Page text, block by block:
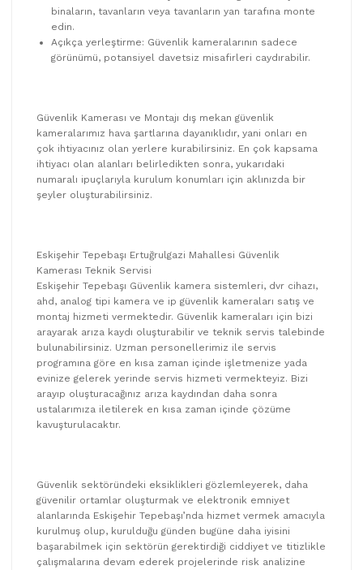
binaların, tavanların veya tavanların yan tarafına monte
edin.
Açıkça yerleştirme: Güvenlik kameralarının sadece
görünümü, potansiyel davetsiz misafirleri caydırabilir.
Güvenlik Kamerası ve Montajı dış mekan güvenlik
kameralarımız hava şartlarına dayanıklıdır, yani onları en
çok ihtiyacınız olan yerlere kurabilirsiniz. En çok kapsama
ihtiyacı olan alanları belirledikten sonra, yukarıdaki
numaralı ipuçlarıyla kurulum konumları için aklınızda bir
şeyler oluşturabilirsiniz.
Eskişehir Tepebaşı Ertuğrulgazi Mahallesi Güvenlik
Kamerası Teknik Servisi
Eskişehir Tepebaşı Güvenlik kamera sistemleri, dvr cihazı,
ahd, analog tipi kamera ve ip güvenlik kameraları satış ve
montaj hizmeti vermektedir. Güvenlik kameraları için bizi
arayarak arıza kaydı oluşturabilir ve teknik servis talebinde
bulunabilirsiniz. Uzman personellerimiz ile servis
programına göre en kısa zaman içinde işletmenize yada
evinize gelerek yerinde servis hizmeti vermekteyiz. Bizi
arayıp oluşturacağınız arıza kaydından daha sonra
ustalarımıza iletilerek en kısa zaman içinde çözüme
kavuşturulacaktır.
Güvenlik sektöründeki eksiklikleri gözlemleyerek, daha
güvenilir ortamlar oluşturmak ve elektronik emniyet
alanlarında Eskişehir Tepebaşı’nda hizmet vermek amacıyla
kurulmuş olup, kurulduğu günden bugüne daha iyisini
başarabilmek için sektörün gerektirdiği ciddiyet ve titizlikle
çalışmalarına devam ederek projelerinde risk analizine